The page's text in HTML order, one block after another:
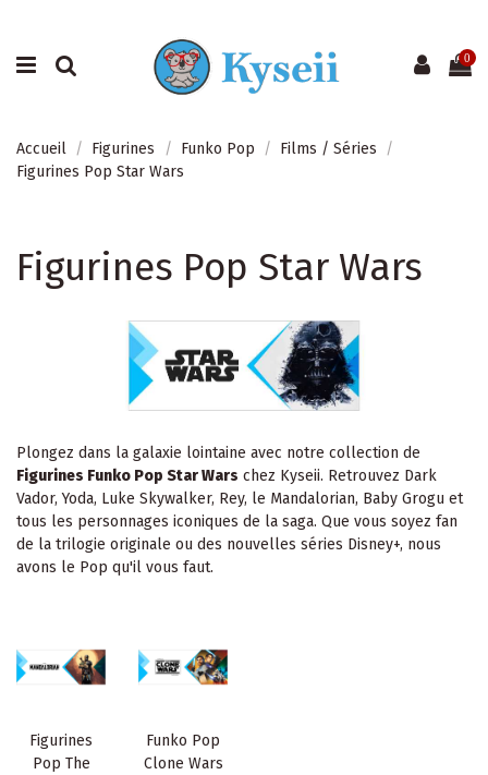
0
Accueil Figurines Funko Pop
Films / Séries
Figurines Pop Star Wars
Figurines Pop Star Wars
Plongez dans la galaxie lointaine avec notre collection de
Figurines Funko Pop Star Wars chez Kyseii. Retrouvez Dark
Vador, Yoda, Luke Skywalker, Rey, le Mandalorian, Baby Grogu et
tous les personnages iconiques de la saga. Que vous soyez fan
de la trilogie originale ou des nouvelles séries Disney+, nous
avons le Pop qu'il vous faut.
Figurines
Pop The
Funko Pop
Clone Wars